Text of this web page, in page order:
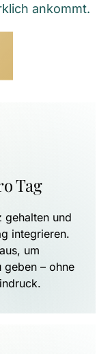
ankommt.
Tag
gehalten und
integrieren.
um
geben – ohne